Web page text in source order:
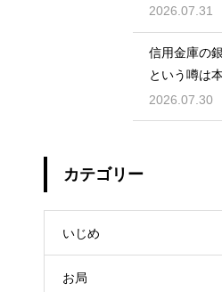
為は該当する
2026.07.31
信用金庫の
という噂は
底解説
2026.07.30
カテゴリー
いじめ
お局